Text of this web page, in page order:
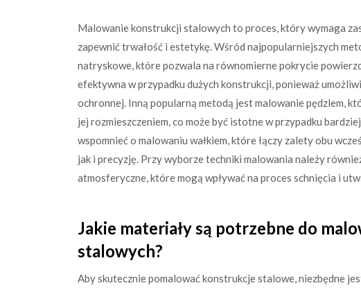
Malowanie konstrukcji stalowych to proces, który wymaga
zapewnić trwałość i estetykę. Wśród najpopularniejszych
natryskowe, które pozwala na równomierne pokrycie
efektywna w przypadku dużych konstrukcji, ponieważ
ochronnej. Inną popularną metodą jest malowanie pędzlem,
jej rozmieszczeniem, co może być istotne w przypadku
wspomnieć o malowaniu wałkiem, które łączy zalety obu
jak i precyzję. Przy wyborze techniki malowania należy
atmosferyczne, które mogą wpływać na proces schnięcia i
Jakie materiały są potrzebne do
stalowych?
Aby skutecznie pomalować konstrukcje stalowe, niezbędne